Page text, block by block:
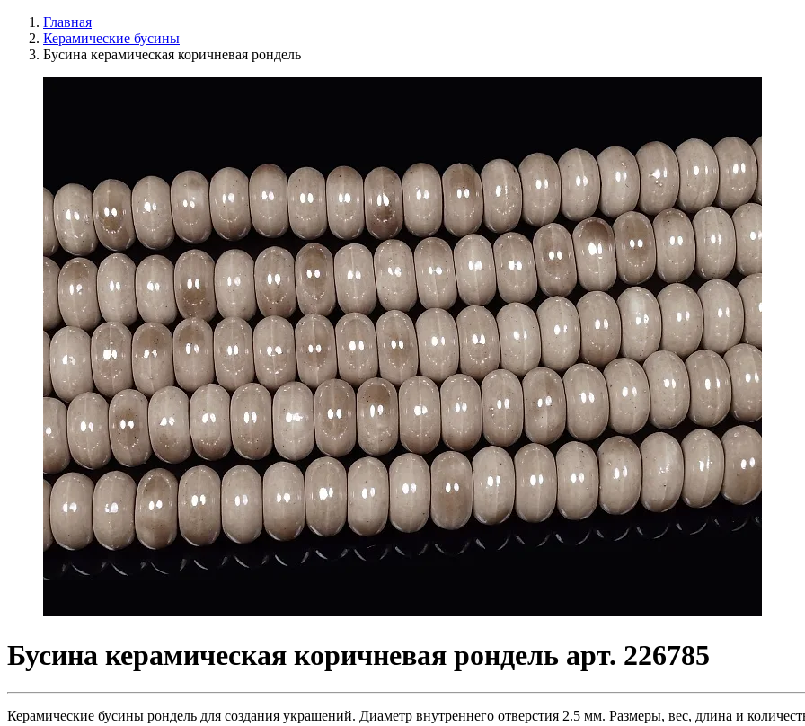
Главная
Керамические бусины
Бусина керамическая коричневая рондель
Бусина керамическая коричневая рондель арт. 226785
Керамические бусины рондель для создания украшений. Диаметр внутреннего отверстия 2.5 мм. Размеры, вес, длина и